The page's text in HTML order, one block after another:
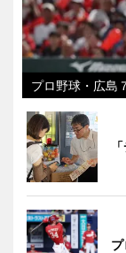
プロ野球・広島